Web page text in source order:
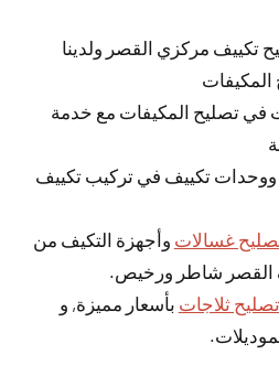
مركزي القصر ولدينا
المكيفات
في تصليح المكيفات مع خدمة
تكييف في تركيب تكييف
غسالات وأجهزة التكيف من
القصر شاطر ورخيص.
تصليح ثلاجات بأسعار مميزة, و